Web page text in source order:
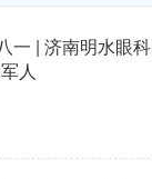
一 | 济南明水眼
人